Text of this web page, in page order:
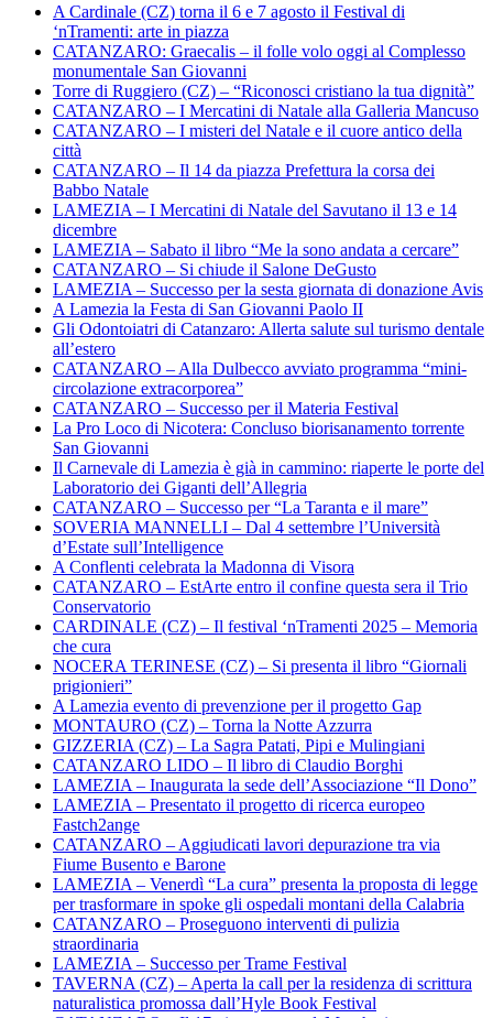
A Cardinale (CZ) torna il 6 e 7 agosto il Festival di
‘nTramenti: arte in piazza
CATANZARO: Graecalis – il folle volo oggi al Complesso
monumentale San Giovanni
Torre di Ruggiero (CZ) – “Riconosci cristiano la tua dignità”
CATANZARO – I Mercatini di Natale alla Galleria Mancuso
CATANZARO – I misteri del Natale e il cuore antico della
città
CATANZARO – Il 14 da piazza Prefettura la corsa dei
Babbo Natale
LAMEZIA – I Mercatini di Natale del Savutano il 13 e 14
dicembre
LAMEZIA – Sabato il libro “Me la sono andata a cercare”
CATANZARO – Si chiude il Salone DeGusto
LAMEZIA – Successo per la sesta giornata di donazione Avis
A Lamezia la Festa di San Giovanni Paolo II
Gli Odontoiatri di Catanzaro: Allerta salute sul turismo dentale
all’estero
CATANZARO – Alla Dulbecco avviato programma “mini-
circolazione extracorporea”
CATANZARO – Successo per il Materia Festival
La Pro Loco di Nicotera: Concluso biorisanamento torrente
San Giovanni
Il Carnevale di Lamezia è già in cammino: riaperte le porte del
Laboratorio dei Giganti dell’Allegria
CATANZARO – Successo per “La Taranta e il mare”
SOVERIA MANNELLI – Dal 4 settembre l’Università
d’Estate sull’Intelligence
A Conflenti celebrata la Madonna di Visora
CATANZARO – EstArte entro il confine questa sera il Trio
Conservatorio
CARDINALE (CZ) – Il festival ‘nTramenti 2025 – Memoria
che cura
NOCERA TERINESE (CZ) – Si presenta il libro “Giornali
prigionieri”
A Lamezia evento di prevenzione per il progetto Gap
MONTAURO (CZ) – Torna la Notte Azzurra
GIZZERIA (CZ) – La Sagra Patati, Pipi e Mulingiani
CATANZARO LIDO – Il libro di Claudio Borghi
LAMEZIA – Inaugurata la sede dell’Associazione “Il Dono”
LAMEZIA – Presentato il progetto di ricerca europeo
Fastch2ange
CATANZARO – Aggiudicati lavori depurazione tra via
Fiume Busento e Barone
LAMEZIA – Venerdì “La cura” presenta la proposta di legge
per trasformare in spoke gli ospedali montani della Calabria
CATANZARO – Proseguono interventi di pulizia
straordinaria
LAMEZIA – Successo per Trame Festival
TAVERNA (CZ) – Aperta la call per la residenza di scrittura
naturalistica promossa dall’Hyle Book Festival